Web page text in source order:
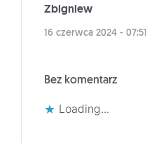
Zbigniew
16 czerwca 2024 - 07:51
Bez komentarz
Loading...